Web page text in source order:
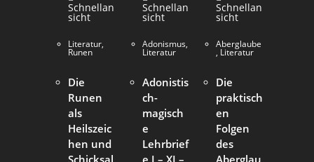
Schnellan
sicht
Literatur,
Runen
Die
Runen
als
Heilszeic
hen und
Schnellan
sicht
Adonismus,
Literatur
Adonistis
ch-
magisch
e
Lehrbrief
Schnellan
sicht
Aberglaube
, Literatur
Die
praktisch
en
Folgen
des